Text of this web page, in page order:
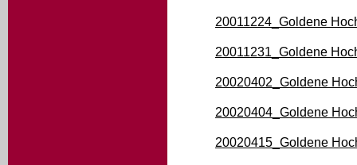
20011224_Goldene
20011231_Goldene
20020402_Goldene
20020404_Goldene
20020415_Goldene